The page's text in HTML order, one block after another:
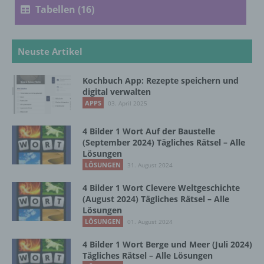
Tabellen (16)
Neuste Artikel
Kochbuch App: Rezepte speichern und
digital verwalten
APPS 03. April 2025
4 Bilder 1 Wort Auf der Baustelle
(September 2024) Tägliches Rätsel – Alle
Lösungen
LÖSUNGEN 31. August 2024
4 Bilder 1 Wort Clevere Weltgeschichte
(August 2024) Tägliches Rätsel – Alle
Lösungen
LÖSUNGEN 01. August 2024
4 Bilder 1 Wort Berge und Meer (Juli 2024)
Tägliches Rätsel – Alle Lösungen
Einschränkung der Verarbeitung ist die
künftige Verarbeitung einzuschränken.
Profiling ist jede Art der automatisierten
Verarbeitung personenbezogener Daten, die
personenbezogenen Daten verwendet
werden, um bestimmte persönliche Aspekte,
die sich auf eine natürliche Person beziehen,
zu bewerten, insbesondere, um Aspekte
Lage, Gesundheit, persönlicher Vorlieben,
Interessen, Zuverlässigkeit, Verhalten,